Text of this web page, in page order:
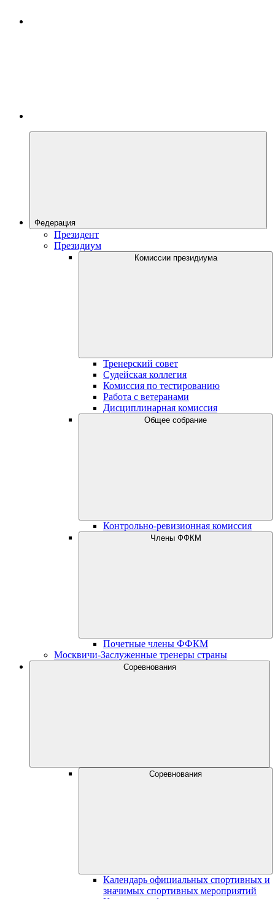
Федерация
Президент
Президиум
Комиссии президиума
Тренерский совет
Судейская коллегия
Комиссия по тестированию
Работа с ветеранами
Дисциплинарная комиссия
Общее собрание
Контрольно-ревизионная комиссия
Члены ФФКМ
Почетные члены ФФКМ
Москвичи-Заслуженные тренеры страны
Соревнования
Соревнования
Календарь официальных спортивных и
значимых спортивных мероприятий